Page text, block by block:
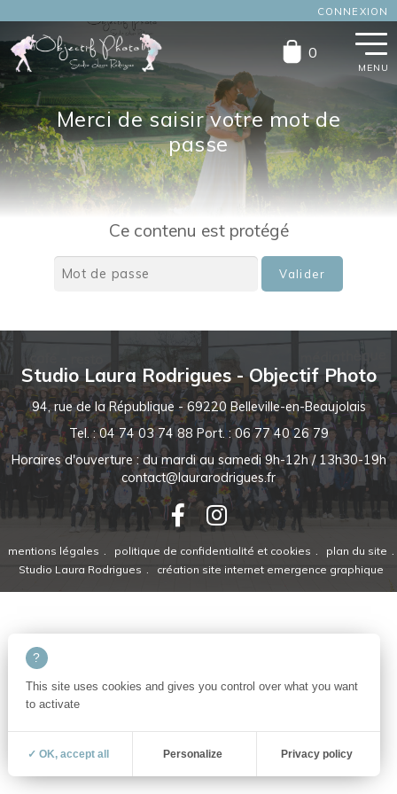
à
navigation
au
contenu
0
CONNEXION
Merci de saisir votre mot de
passe
Ce contenu est protégé
Studio Laura Rodrigues - Objectif Photo
94, rue de la République - 69220 Belleville-en-Beaujolais
Tel. : 04 74 03 74 88 Port. : 06 77 40 26 79
Horaires d'ouverture : du mardi au samedi 9h-12h / 13h30-19h
contact@laurarodrigues.fr
mentions légales politique de confidentialité et cookies
plan du site
Studio Laura Rodrigues
création site internet emergence graphique
This site uses cookies and gives you control over what you want
to activate
✓ OK, accept all Personalize Privacy policy